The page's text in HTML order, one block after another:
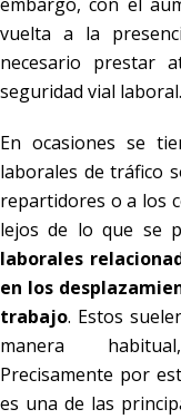
embargo, con el
vuelta a la
necesario prestar
seguridad vial laboral.
En ocasiones se
laborales de tráfico
repartidores o a los
lejos de lo que se
laborales
en los
trabajo. Estos
manera
Precisamente por
es una de las